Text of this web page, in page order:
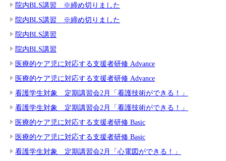
院内BLS講習 ※締め切りました
院内BLS講習 ※締め切りました
院内BLS講習
院内BLS講習
医療的ケア児に対応する支援者研修 Advance
医療的ケア児に対応する支援者研修 Advance
看護学生対象 定期講習会2月「看護技術ができる！」
看護学生対象 定期講習会2月「看護技術ができる！」
医療的ケア児に対応する支援者研修 Basic
医療的ケア児に対応する支援者研修 Basic
看護学生対象 定期講習会2月「心電図ができる！」